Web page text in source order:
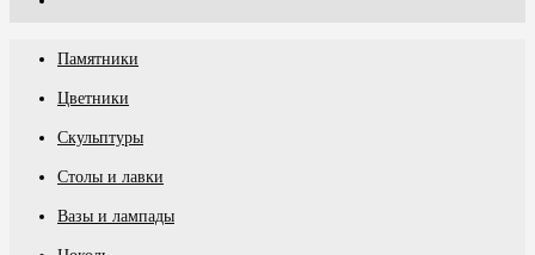
Памятники
Цветники
Скульптуры
Столы и лавки
Вазы и лампады